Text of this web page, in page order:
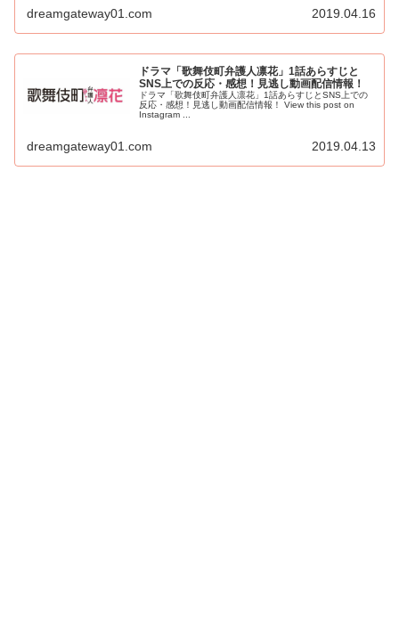
dreamgateway01.com 2019.04.16
ドラマ「歌舞伎町弁護人凛花」1話あらすじと
SNS上での反応・感想！見逃し動画配信情報！
ドラマ「歌舞伎町弁護人凛花」1話あらすじとSNS上での
反応・感想！見逃し動画配信情報！ View this post on
Instagram ...
dreamgateway01.com 2019.04.13